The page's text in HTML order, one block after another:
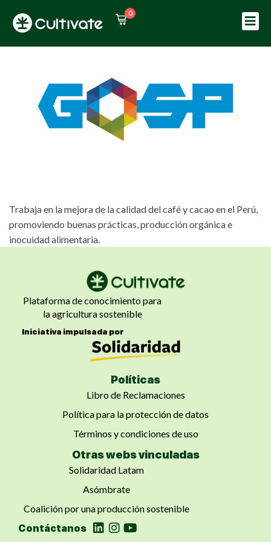
0
Trabaja en la mejora de la calidad del café y cacao en el Perú,
promoviendo buenas prácticas, producción orgánica e
inocuidad alimentaria.
Plataforma de conocimiento para
la agricultura sostenible
Iniciativa impulsada por
Políticas
Libro de Reclamaciones
Política para la protección de datos
Términos y condiciones de uso
Otras webs vinculadas
Solidaridad Latam
Asómbrate
Coalición por una producción sostenible
Contáctanos
Sign in
Don’t have an account?Sign up
Remember me Lost your password?